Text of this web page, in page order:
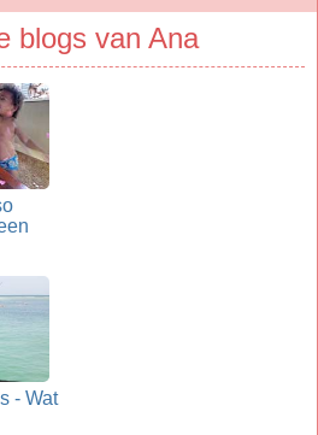
blogs van Ana
- Wat